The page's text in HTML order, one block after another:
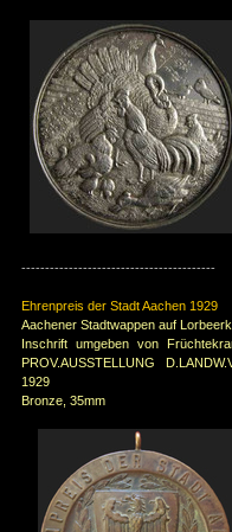
-----------------------------------------
Ehrenpreis der Stadt Aachen 1929
Aachener Stadtwappen auf
Inschrift umgeben von
PROV.AUSSTELLUNG
1929
Bronze, 35mm